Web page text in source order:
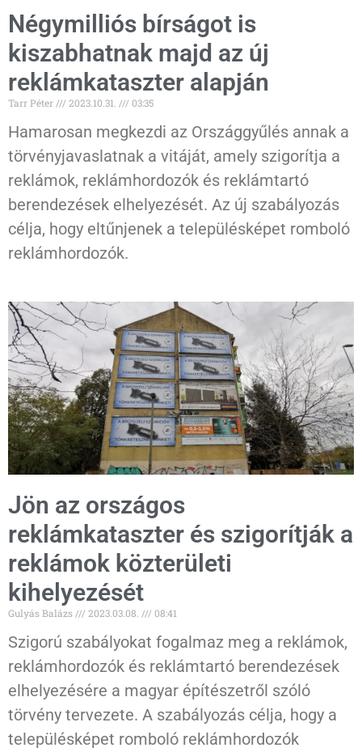
Négymilliós bírságot is
kiszabhatnak majd az új
reklámkataszter alapján
Tarr Péter 2023.10.31. 03:35
Hamarosan megkezdi az Országgyűlés annak a
törvényjavaslatnak a vitáját, amely szigorítja a
reklámok, reklámhordozók és reklámtartó
berendezések elhelyezését. Az új szabályozás
célja, hogy eltűnjenek a településképet romboló
reklámhordozók.
Jön az országos
reklámkataszter és szigorítják a
reklámok közterületi
kihelyezését
Gulyás Balázs 2023.03.08. 08:41
Szigorú szabályokat fogalmaz meg a reklámok,
reklámhordozók és reklámtartó berendezések
elhelyezésére a magyar építészetről szóló
törvény tervezete. A szabályozás célja, hogy a
településképet romboló reklámhordozók